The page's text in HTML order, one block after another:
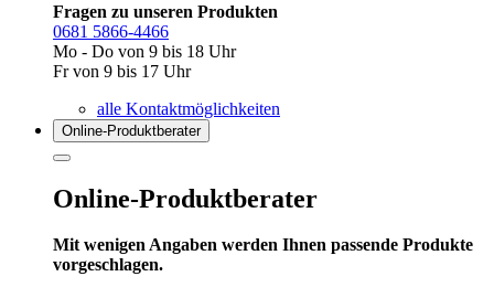
Fragen zu unseren Produkten
0681 5866-4466
Mo - Do von 9 bis 18 Uhr
Fr von 9 bis 17 Uhr
alle Kontaktmöglichkeiten
Online-Produkt­berater
Online-Produktberater
Mit wenigen Angaben werden Ihnen passende Produkte
vorgeschlagen.